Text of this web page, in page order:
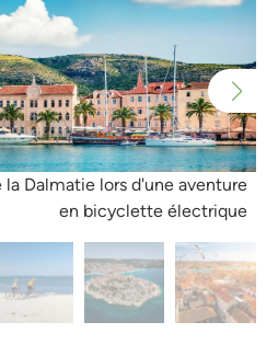
Dalmatie lors d'une aventure
en bicyclette électrique